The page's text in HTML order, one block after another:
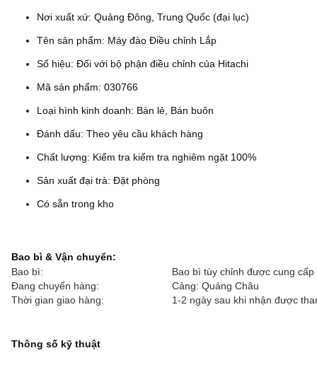
Nơi xuất xứ: Quảng Đông, Trung Quốc (đại lục)
Tên sản phẩm: Máy đào Điều chỉnh Lắp
Số hiệu: Đối với bộ phận điều chỉnh của Hitachi
Mã sản phẩm: 030766
Loại hình kinh doanh: Bán lẻ, Bán buôn
Đánh dấu: Theo yêu cầu khách hàng
Chất lượng: Kiểm tra kiểm tra nghiêm ngặt 100%
Sản xuất đại trà: Đặt phòng
Có sẵn trong kho
Bao bì & Vận chuyển:
Bao bì:
Bao bì tùy chỉnh được cung cấp
Đang chuyển hàng:
Cảng: Quảng Châu
Thời gian giao hàng:
1-2 ngày sau khi nhận được
Thông số kỹ thuật